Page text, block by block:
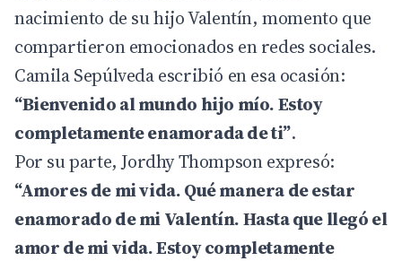
nacimiento de su hijo Valentín, momento que
compartieron emocionados en redes sociales.
Camila Sepúlveda escribió en esa ocasión:
“Bienvenido al mundo hijo mío. Estoy
completamente enamorada de ti”.
Por su parte, Jordhy Thompson expresó:
“Amores de mi vida. Qué manera de estar
enamorado de mi Valentín. Hasta que llegó el
amor de mi vida. Estoy completamente